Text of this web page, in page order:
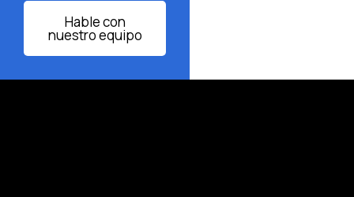
Hable con
nuestro equipo